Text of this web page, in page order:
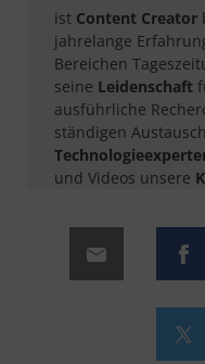
ist Content Creator
jahrelange
Bereichen
seine Leidenschaft
ausführliche
ständigen
und Videos unsere